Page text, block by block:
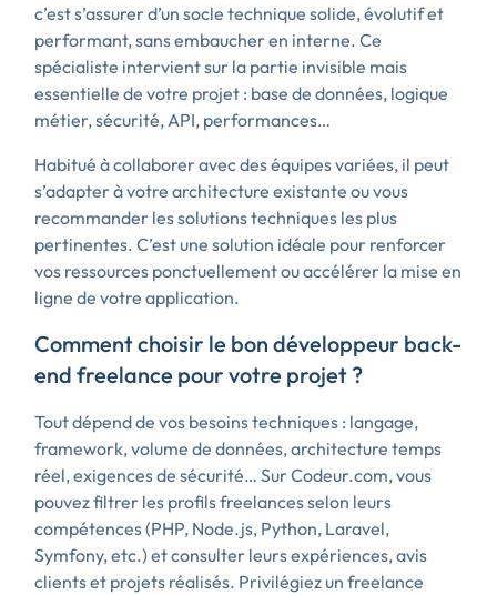
c’est s’assurer d’un socle technique solide, évolutif et
performant, sans embaucher en interne. Ce
spécialiste intervient sur la partie invisible mais
essentielle de votre projet : base de données, logique
métier, sécurité, API, performances…
Habitué à collaborer avec des équipes variées, il peut
s’adapter à votre architecture existante ou vous
recommander les solutions techniques les plus
pertinentes. C’est une solution idéale pour renforcer
vos ressources ponctuellement ou accélérer la mise en
ligne de votre application.
Comment choisir le bon développeur back-
end freelance pour votre projet ?
Tout dépend de vos besoins techniques : langage,
framework, volume de données, architecture temps
réel, exigences de sécurité… Sur Codeur.com, vous
pouvez filtrer les profils freelances selon leurs
compétences (PHP, Node.js, Python, Laravel,
Symfony, etc.) et consulter leurs expériences, avis
clients et projets réalisés. Privilégiez un freelance